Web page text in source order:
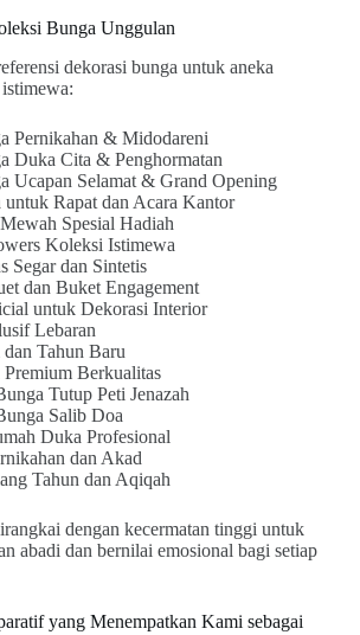
Bunga Unggulan
dekorasi bunga untuk aneka
Pernikahan & Midodareni
Duka Cita & Penghormatan
Ucapan Selamat & Grand Opening
Rapat dan Acara Kantor
Spesial Hadiah
Koleksi Istimewa
Segar dan Sintetis
dan Buket Engagement
untuk Dekorasi Interior
Lebaran
Tahun Baru
Premium Berkualitas
Tutup Peti Jenazah
Salib Doa
Duka Profesional
dan Akad
Tahun dan Aqiqah
dengan kecermatan tinggi untuk
abadi dan bernilai emosional bagi setiap
yang Menempatkan Kami sebagai